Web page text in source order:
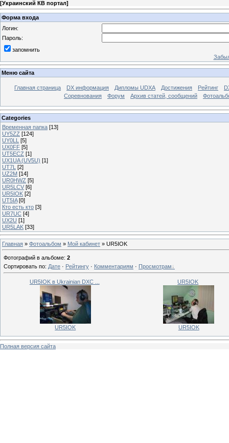
[Украинский КВ портал]
Форма входа
Логин:
Пароль:
запомнить
Меню сайта
Главная страница DX информация Дипломы UDXA Достижения Рейтинг
Соревнования
Форум Архив статей, сообщений
Categories
Временная папка [13]
UY5ZZ [124]
UY0LL [5]
UX0FF [5]
UT5ECZ [1]
UX1UA (UV5U) [1]
UT7L [2]
UZ2M [14]
UR0HWZ [5]
UR5LCV [6]
UR5IOK [2]
UT5IA [0]
Кто есть кто [3]
UR7UC [4]
UX2U [1]
UR5LAK [33]
Главная » Фотоальбом » Мой кабинет » UR5IOK
Фотографий в альбоме: 2
Сортировать по: Дате · Рейтингу · Комментариям · Просмотрам
UR5IOK в Ukrainian DXC ...
UR5IOK
UR5IOK
UR5IOK
Полная версия сайта